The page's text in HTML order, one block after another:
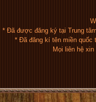
* Đã được đăng ký tại Trung
* Đã đăng kí tên miền quốc
Mọi liên hệ